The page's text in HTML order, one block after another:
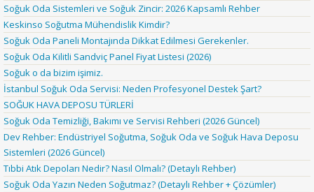
Soğuk Oda Sistemleri ve Soğuk Zincir: 2026 Kapsamlı Rehber
Keskinso Soğutma Mühendislik Kimdir?
Soğuk Oda Paneli Montajında Dikkat Edilmesi Gerekenler.
Soğuk Oda Kilitli Sandviç Panel Fiyat Listesi (2026)
Soğuk o da bizim işimiz.
İstanbul Soğuk Oda Servisi: Neden Profesyonel Destek Şart?
SOĞUK HAVA DEPOSU TÜRLERİ
Soğuk Oda Temizliği, Bakımı ve Servisi Rehberi (2026 Güncel)
Dev Rehber: Endüstriyel Soğutma, Soğuk Oda ve Soğuk Hava Deposu
Sistemleri (2026 Güncel)
Tıbbi Atık Depoları Nedir? Nasıl Olmalı? (Detaylı Rehber)
Soğuk Oda Yazın Neden Soğutmaz? (Detaylı Rehber + Çözümler)